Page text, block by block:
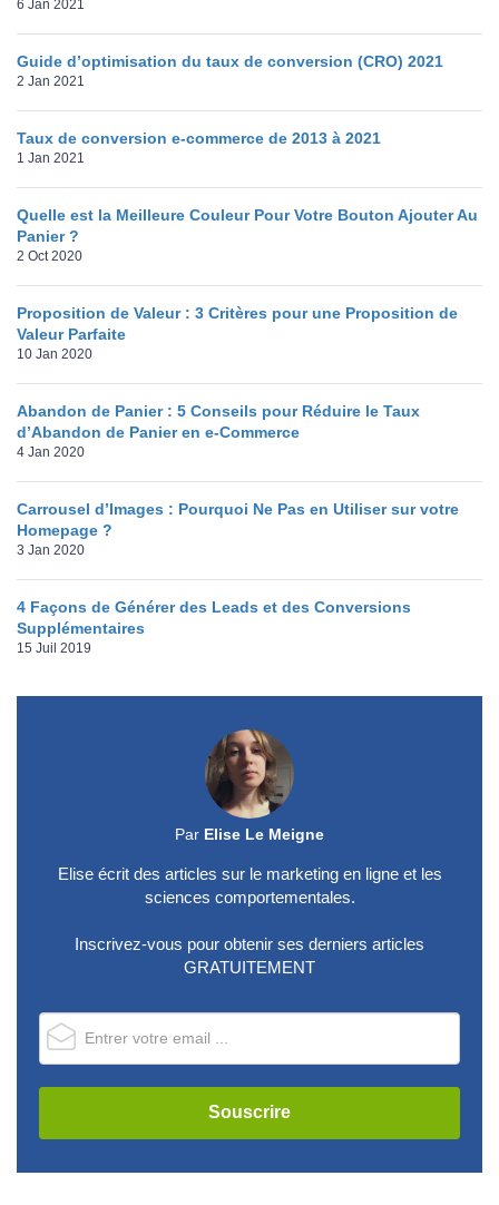
6 Jan 2021
Guide d’optimisation du taux de conversion (CRO) 2021
2 Jan 2021
Taux de conversion e-commerce de 2013 à 2021
1 Jan 2021
Quelle est la Meilleure Couleur Pour Votre Bouton Ajouter Au
Panier ?
2 Oct 2020
Proposition de Valeur : 3 Critères pour une Proposition de
Valeur Parfaite
10 Jan 2020
Abandon de Panier : 5 Conseils pour Réduire le Taux
d’Abandon de Panier en e-Commerce
4 Jan 2020
Carrousel d’Images : Pourquoi Ne Pas en Utiliser sur votre
Homepage ?
3 Jan 2020
4 Façons de Générer des Leads et des Conversions
Supplémentaires
15 Juil 2019
Par Elise Le Meigne
Elise écrit des articles sur le marketing en ligne et les
sciences comportementales.
Inscrivez-vous pour obtenir ses derniers articles
GRATUITEMENT